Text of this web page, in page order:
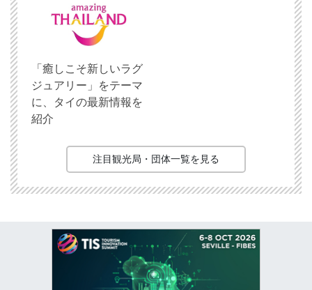
「癒しこそ新しいラグ
ジュアリー」をテーマ
に、タイの最新情報を
紹介
注目観光局・団体一覧を見る